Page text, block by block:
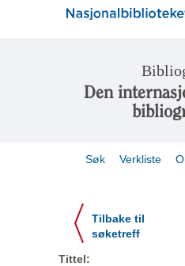
Den
Søk Verkliste
Tilbake til
søketreff
Tittel: